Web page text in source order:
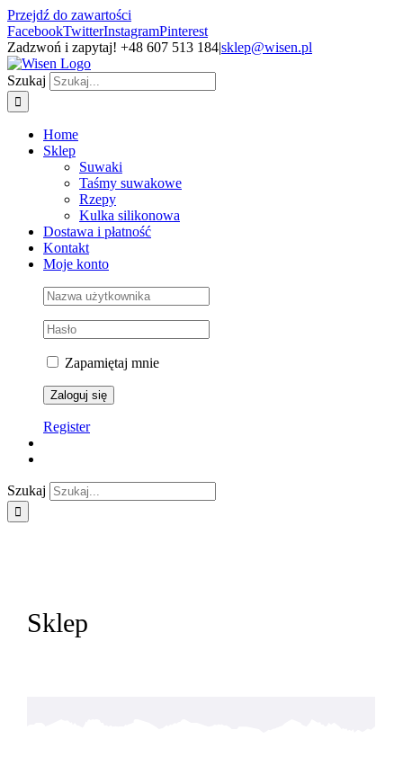
Przejdź do zawartości
FacebookTwitterInstagramPinterest
Zadzwoń i zapytaj! +48 607 513 184|sklep@wisen.pl
Szukaj
Home
Sklep
Suwaki
Taśmy suwakowe
Rzepy
Kulka silikonowa
Dostawa i płatność
Kontakt
Moje konto
Zapamiętaj mnie
Register
Szukaj
Sklep